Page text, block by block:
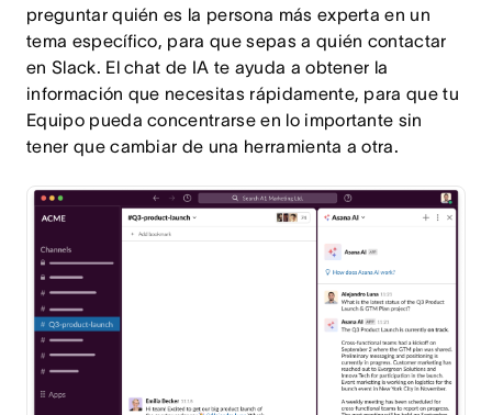
preguntar quién es la persona más experta en un
tema específico, para que sepas a quién contactar
en Slack. El chat de IA te ayuda a obtener la
información que necesitas rápidamente, para que tu
Equipo pueda concentrarse en lo importante sin
tener que cambiar de una herramienta a otra.